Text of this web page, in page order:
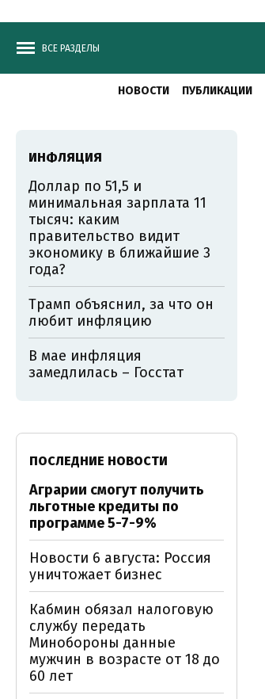
ВСЕ РАЗДЕЛЫ
НОВОСТИ ПУБЛИКАЦИИ
ИНФЛЯЦИЯ
Доллар по 51,5 и
минимальная зарплата 11
тысяч: каким
правительство видит
экономику в ближайшие 3
года?
Трамп объяснил, за что он
любит инфляцию
В мае инфляция
замедлилась – Госстат
ПОСЛЕДНИЕ НОВОСТИ
Аграрии смогут получить
льготные кредиты по
программе 5-7-9%
Новости 6 августа: Россия
уничтожает бизнес
Кабмин обязал налоговую
службу передать
Минобороны данные
мужчин в возрасте от 18 до
60 лет